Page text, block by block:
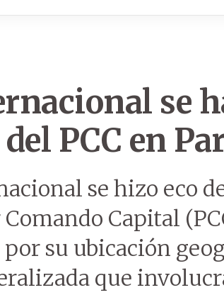
se
PCC en
se hizo eco
Capital
su ubicación
que